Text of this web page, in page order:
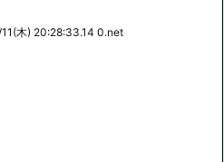
木) 20:28:33.14 0.net